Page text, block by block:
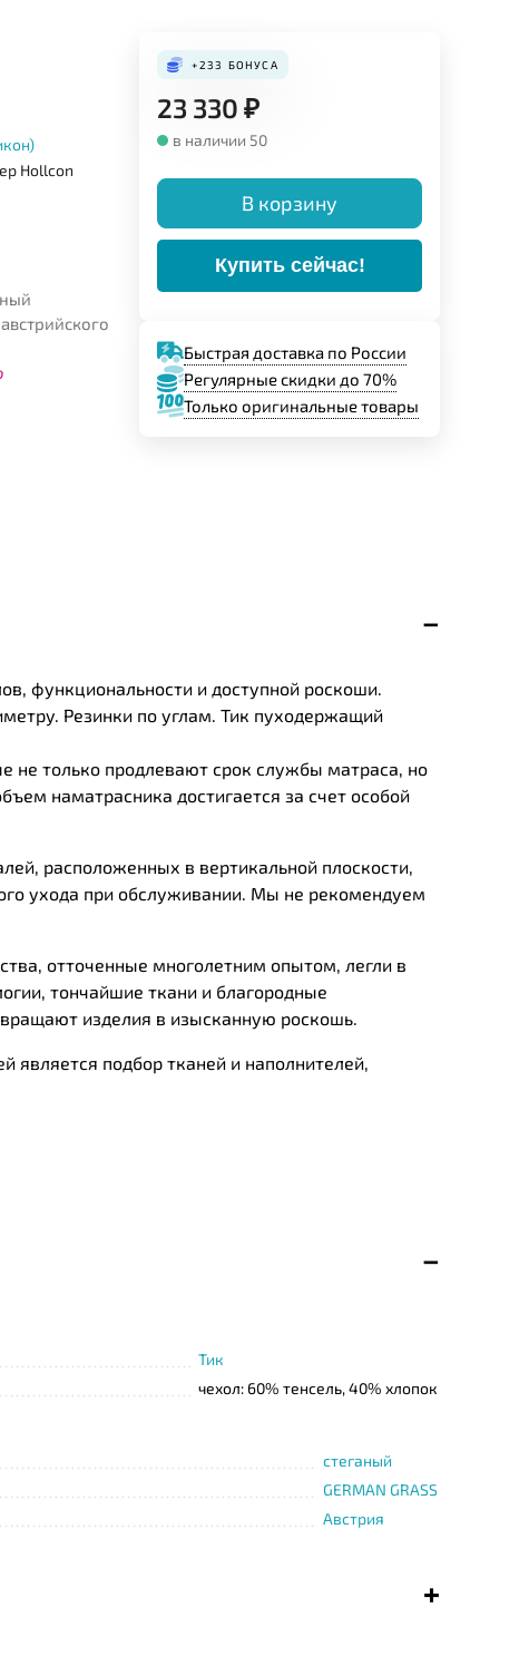
Hollcon
+233 БОНУСА
23 330 ₽
в наличии 50
В корзину
Купить сейчас!
Быстрая доставка по России
Регулярные скидки до 70%
Только оригинальные товары
функциональности и доступной роскоши.
Резинки по углам. Тик пуходержащий
не только продлевают срок службы матраса, но
наматрасника достигается за счет особой
расположенных в вертикальной плоскости,
ухода при обслуживании. Мы не рекомендуем
отточенные многолетним опытом, легли в
тончайшие ткани и благородные
изделия в изысканную роскошь.
подбор тканей и наполнителей,
специалистами, имеющими сертификат, и
Тик
чехол: 60% тенсель, 40% хлопок
стеганый
GERMAN GRASS
Австрия